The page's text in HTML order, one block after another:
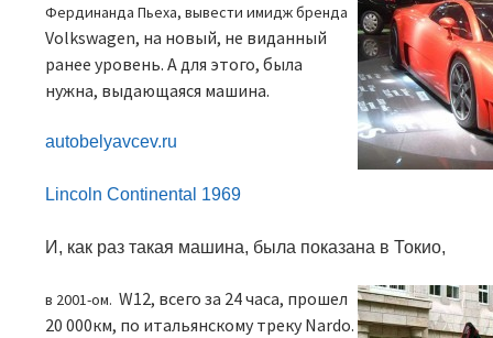
Фердинанда Пьеха, вывести имидж бренда
Volkswagen, на новый, не виданный
ранее уровень. А для этого, была
нужна, выдающаяся машина.
autobelyavcev.ru
Lincoln Continental 1969
И, как раз такая машина, была показана в Токио,
в 2001-ом. W12, всего за 24 часа, прошел
20 000км, по итальянскому треку Nardo.